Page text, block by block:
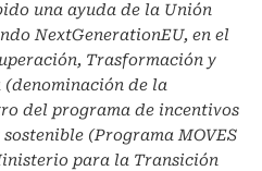
una ayuda de la Unión
NextGenerationEU, en el
Trasformación y
(denominación de la
del programa de incentivos
(Programa MOVES
para la Transición